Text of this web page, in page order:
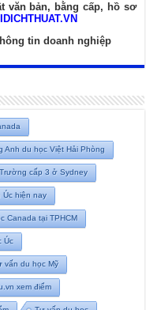
văn bản, bằng cấp, hồ sơ
IDICHTHUAT.VN
tin doanh nghiệp
Anh du học Việt Hải Phòng
Trường cấp 3 ở Sydney
Úc hiện nay
Canada tại TPHCM
Úc
vấn du học Mỹ
xem điểm